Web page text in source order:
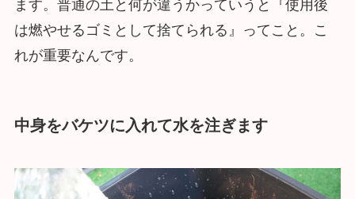
ます。普通の土と何が違うかっていうと『使用後
は燃やせるゴミとして捨てられる』ってこと。こ
れが重要なんです。
中身をバケツに入れて水を注ぎます